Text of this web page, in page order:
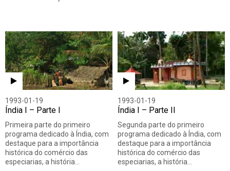
1993-01-19
Índia I – Parte I
Primeira parte do primeiro
programa dedicado à Índia, com
destaque para a importância
histórica do comércio das
especiarias, a história…
1993-01-19
Índia I – Parte II
Segunda parte do primeiro
programa dedicado à Índia, com
destaque para a importância
histórica do comércio das
especiarias, a história…